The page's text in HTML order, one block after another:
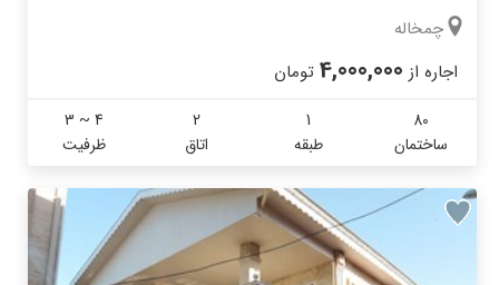
چمخاله
اجاره از 4,000,000 تومان
80
ساختمان
1
طبقه
2
اتاق
3 ~ 4
ظرفیت